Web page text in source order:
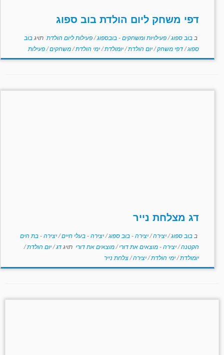
דפי משחק ליום הולדת בוב ספוג
ב בוב ספוג/פעילויות ומשחקים - בובספוג/פעילות ליום הולדת תויגבוב
ספוג/דפי משחק/יום הולדת/יומולדת/ימי הולדת/משחקים/פעילות
דג מצלחת נייר
ב בוב ספוג/יצירה/יצירה - בוב ספוג/יצירה - בעלי חיים/יצירה - בת הים
הקטנה/יצירה - מוצאים את דורי/מוצאים את דורי תויגדג/יום הולדת/
יומולדת/ימי הולדת/יצירה/צלחת נייר